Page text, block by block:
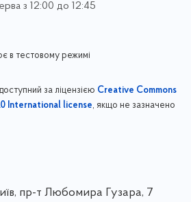
з 12:00 до 12:45
в тестовому режимі
за ліцензією Creative Commons
International license, якщо не зазначено
пр-т Любомира Гузара, 7